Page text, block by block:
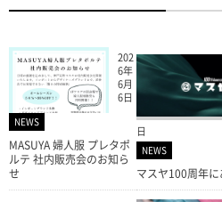
202
6年
6月
6日
NEWS
MASUYA 婦人服 プレタポ
ルテ 社内販売会のお知ら
せ
日
NEWS
マスヤ100周年に